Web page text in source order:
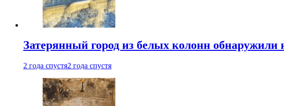
Затерянный город из белых колонн обнаружили
2 года спустя2 года спустя